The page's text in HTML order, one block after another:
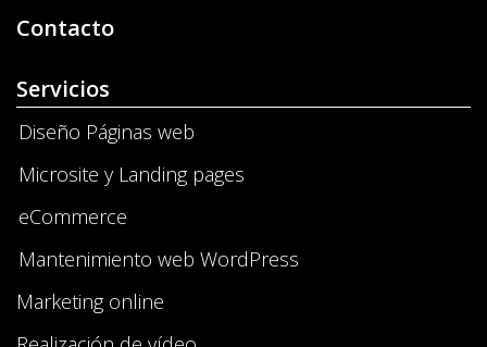
Contacto
Servicios
Diseño Páginas web
Microsite y Landing pages
eCommerce
Mantenimiento web WordPress
Marketing online